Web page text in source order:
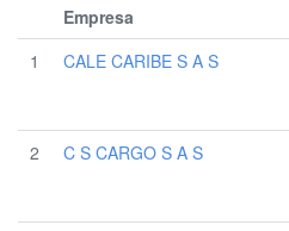
Empresa
1
CALE CARIBE S A S
2
C S CARGO S A S